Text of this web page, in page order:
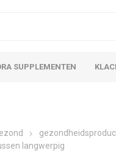
SUPPLEMENTEN
langwerpig